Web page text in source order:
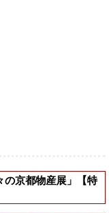
の京都物産展」【特